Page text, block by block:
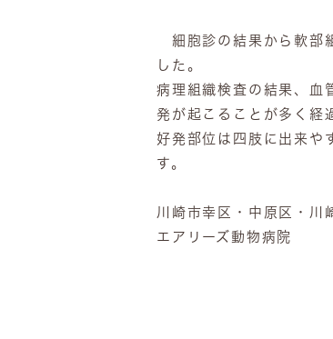
細胞診の結果から軟部
した。
病理組織検査の結果、血
発が起こることが多く経
好発部位は四肢に出来や
す。
川崎市幸区・中原区・
エアリーズ動物病院